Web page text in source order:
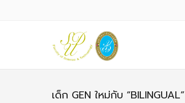
เด็ก GEN ใหม่กับ “BILINGUAL”